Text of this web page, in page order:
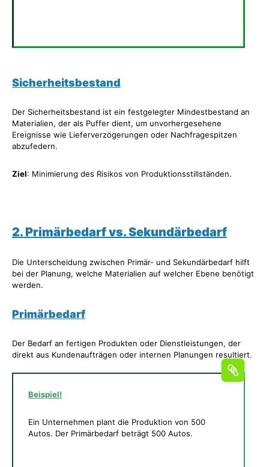
Sicherheitsbestand
Der Sicherheitsbestand ist ein festgelegter Mindestbestand an
Materialien, der als Puffer dient, um unvorhergesehene
Ereignisse wie Lieferverzögerungen oder Nachfragespitzen
abzufedern.
Ziel: Minimierung des Risikos von Produktionsstillständen.
2. Primärbedarf vs. Sekundärbedarf
Die Unterscheidung zwischen Primär- und Sekundärbedarf hilft
bei der Planung, welche Materialien auf welcher Ebene benötigt
werden.
Primärbedarf
Der Bedarf an fertigen Produkten oder Dienstleistungen, der
direkt aus Kundenaufträgen oder internen Planungen resultiert.
Beispiel!
Ein Unternehmen plant die Produktion von 500
Autos. Der Primärbedarf beträgt 500 Autos.